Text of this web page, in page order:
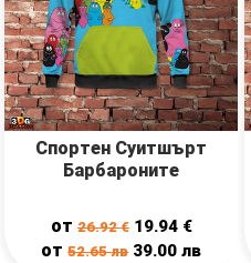
Спортен Суитшърт
Барбароните
от26.92€ 19.94 €
от52.65лв 39.00лв